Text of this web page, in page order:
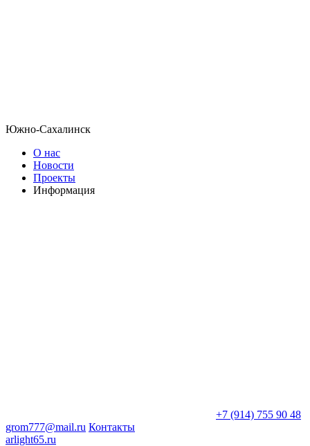
Южно-Сахалинск
О нас
Новости
Проекты
Информация
+7 (914) 755 90 48
grom777@mail.ru Контакты
arlight65.ru